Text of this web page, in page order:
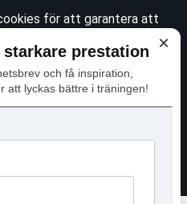
×
prestation
och få inspiration,
att lyckas bättre i träningen!
för att garantera att
för mer information
användningen av icke-
klicka "Jag håller med"